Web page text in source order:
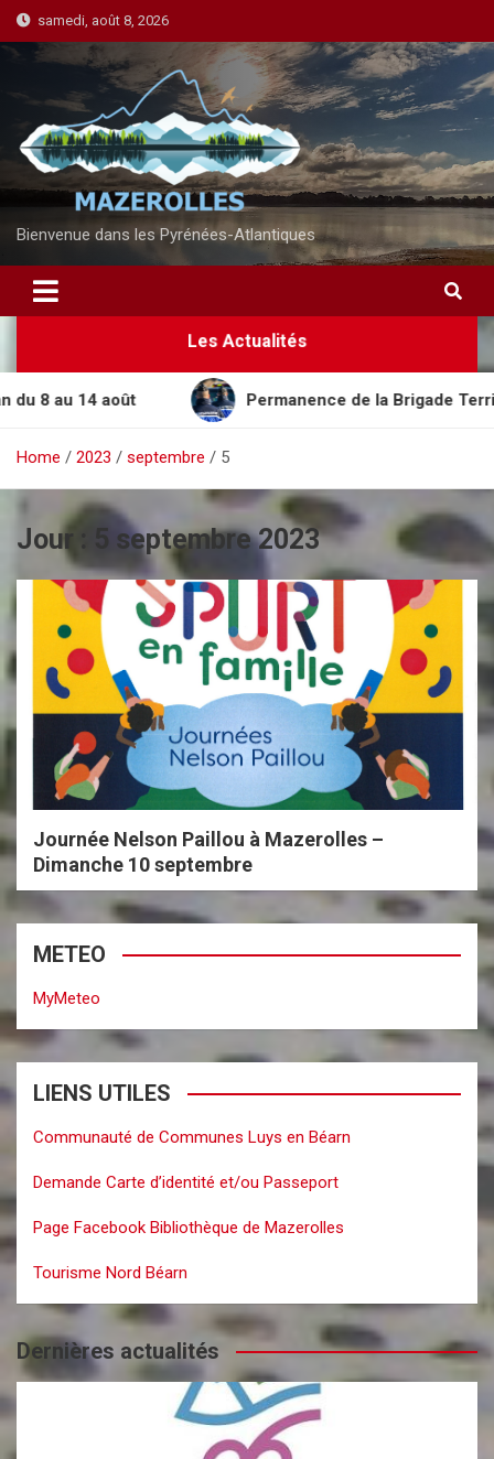
k
t
n
samedi, août 8, 2026
Bienvenue dans les Pyrénées-Atlantiques
Les Actualités
au 14 août Permanence de la Brigade
Home 2023 septembre 5
Jour : 5 septembre 2023
Journée Nelson Paillou à Mazerolles –
Dimanche 10 septembre
METEO
MyMeteo
LIENS UTILES
Communauté de Communes Luys en Béarn
Demande Carte d’identité et/ou Passeport
Page Facebook Bibliothèque de Mazerolles
Tourisme Nord Béarn
Dernières actualités